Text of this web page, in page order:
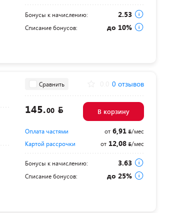
Бонусы к начислению: 2.53
Списание бонусов: до 10%
Сравнить 0 отзывов
145.00 В корзину
Оплата частями от6,91
/мес
Картой рассрочки
от12,08 /мес
Бонусы к начислению: 3.63
Списание бонусов: до 25%